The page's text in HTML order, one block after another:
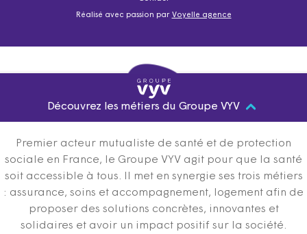
Réalisé avec passion par Voyelle agence
Découvrez les métiers du Groupe VYV
Premier acteur mutualiste de santé et de protection
sociale en France, le Groupe VYV agit pour que la santé
soit accessible à tous. Il met en synergie ses trois métiers
: assurance, soins et accompagnement, logement afin de
proposer des solutions concrètes, innovantes et
solidaires et avoir un impact positif sur la société.